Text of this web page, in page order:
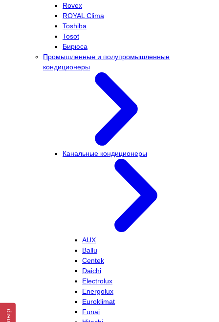
Rovex
ROYAL Clima
Toshiba
Tosot
Бирюса
Промышленные и полупромышленные
кондиционеры
Канальные кондиционеры
AUX
Ballu
Centek
Daichi
Electrolux
Energolux
Euroklimat
Funai